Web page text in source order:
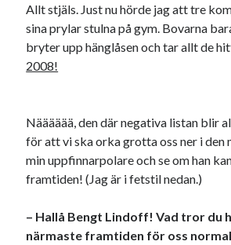
Allt stjäls. Just nu hörde jag att tre
sina prylar stulna på gym. Bovarna
bryter upp hänglåsen och tar allt de
2008!
Nääääää, den där negativa listan blir
för att vi ska orka grotta oss ner i den
min uppfinnarpolare och se om han
framtiden! (Jag är i fetstil nedan.)
– Hallå Bengt Lindoff! Vad tror du
närmaste framtiden för oss